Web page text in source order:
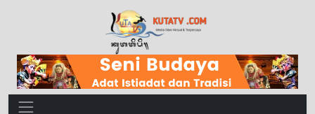
Main Navigation